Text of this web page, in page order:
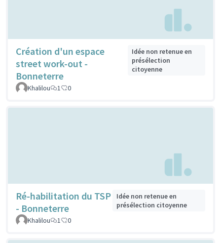
Création d'un espace
street work-out -
Bonneterre
Idée non retenue en
présélection
citoyenne
Khalilou 1 0
Ré-habilitation du TSP
- Bonneterre
Idée non retenue en
présélection citoyenne
Khalilou
1 0